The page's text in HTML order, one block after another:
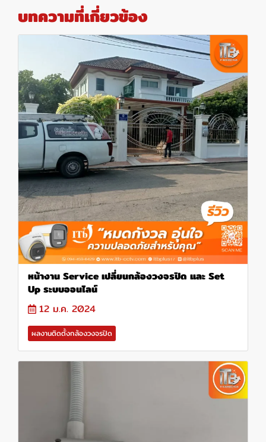
บทความที่เกี่ยวข้อง
หน้างาน Service เปลี่ยนกล้องวงจรปิด และ Set
Up ระบบออนไลน์
12 ม.ค. 2024
ผลงานติดตั้งกล้องวงจรปิด